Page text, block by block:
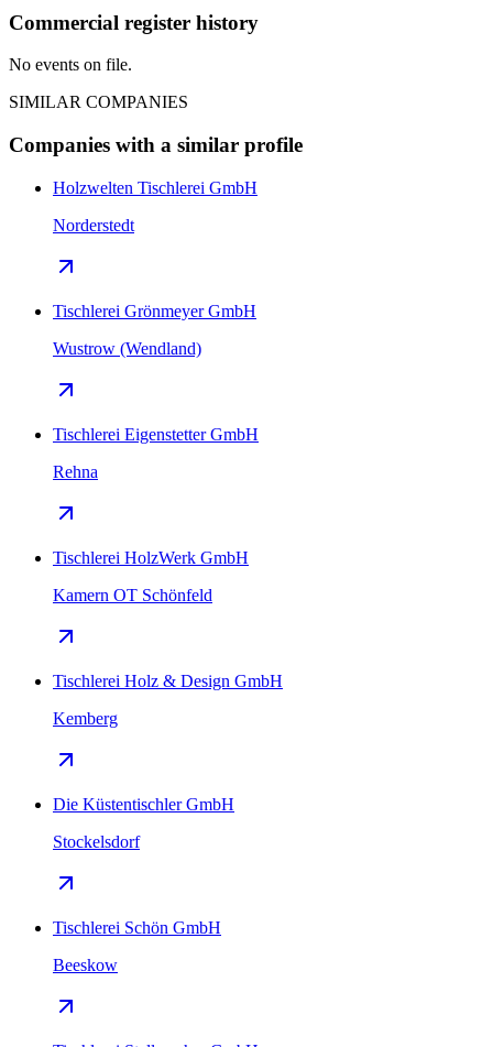
Commercial register history
No events on file.
SIMILAR COMPANIES
Companies with a similar profile
Holzwelten Tischlerei GmbH
Norderstedt
Tischlerei Grönmeyer GmbH
Wustrow (Wendland)
Tischlerei Eigenstetter GmbH
Rehna
Tischlerei HolzWerk GmbH
Kamern OT Schönfeld
Tischlerei Holz & Design GmbH
Kemberg
Die Küstentischler GmbH
Stockelsdorf
Tischlerei Schön GmbH
Beeskow